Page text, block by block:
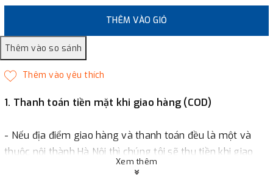
THÊM VÀO GIỎ
1. Thanh toán tiền mặt khi giao hàng (COD)
- Nếu địa điểm giao hàng và thanh toán đều là một và
thuộc nội thành Hà Nội thì chúng tôi sẽ thu tiền khi giao
hàng hoặc khách hàng đặt tiền trước một phần giá trị đơn
Xem thêm